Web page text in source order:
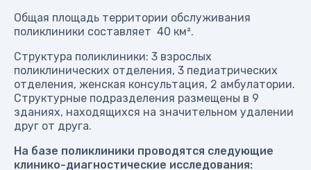
Общая площадь территории обслуживания
поликлиники составляет 40 км².
Структура поликлиники: 3 взрослых
поликлинических отделения, 3 педиатрических
отделения, женская консультация, 2 амбулатории.
Структурные подразделения размещены в 9
зданиях, находящихся на значительном удалении
друг от друга.
На базе поликлиники проводятся следующие
клинико-диагностические исследования: